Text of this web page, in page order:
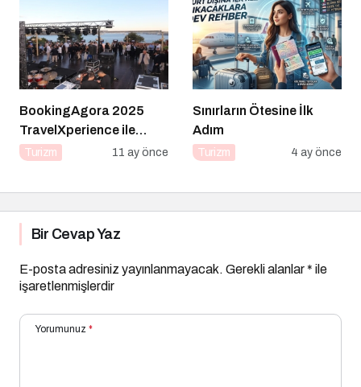
BookingAgora 2025
TravelXperience ile
seyahat sektörü Six
geldi
Turizm 11 ay önce
Sınırların Ötesine İlk
Adım
Turizm 4 ay önce
Bir Cevap Yaz
E-posta adresiniz yayınlanmayacak. Gerekli alanlar* ile
işaretlenmişlerdir
Yorumunuz *